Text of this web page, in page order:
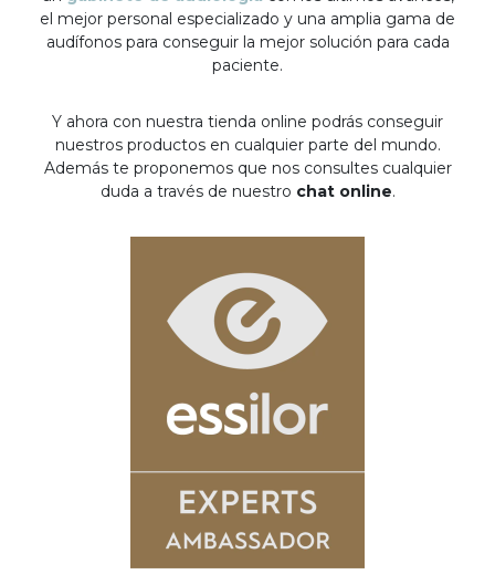
el mejor personal especializado y una amplia gama de
audífonos para conseguir la mejor solución para cada
paciente.
Y ahora con nuestra tienda online podrás conseguir
nuestros productos en cualquier parte del mundo.
Además te proponemos que nos consultes cualquier
duda a través de nuestro chat online.